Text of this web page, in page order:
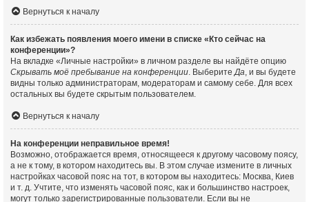
Вернуться к началу
Как избежать появления моего имени в списке «Кто сейчас на
конференции»?
На вкладке «Личные настройки» в личном разделе вы найдёте опцию
Скрывать моё пребывание на конференции. ВыберитеДа, и вы будете
видны только администраторам, модераторам и самому себе. Для всех
остальных вы будете скрытым пользователем.
Вернуться к началу
На конференции неправильное время!
Возможно, отображается время, относящееся к другому часовому поясу,
а не к тому, в котором находитесь вы. В этом случае измените в личных
настройках часовой пояс на тот, в котором вы находитесь: Москва, Киев
и т. д. Учтите, что изменять часовой пояс, как и большинство настроек,
могут только зарегистрированные пользователи. Если вы не